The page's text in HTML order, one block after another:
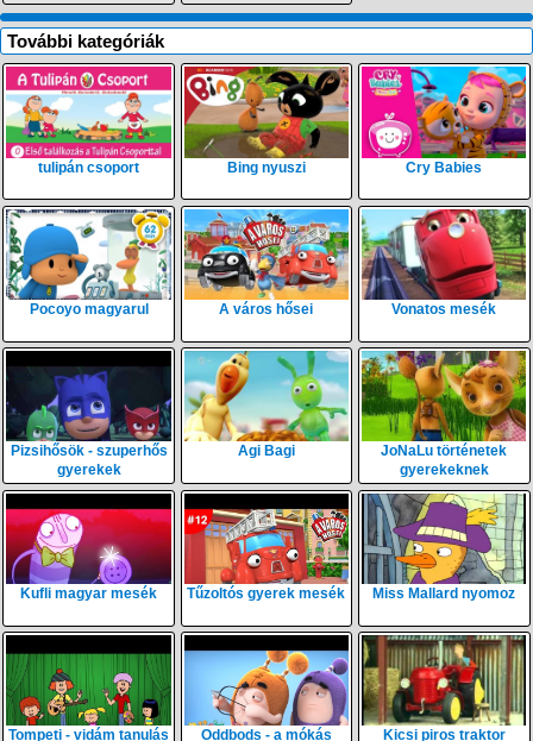
További kategóriák
tulipán csoport Bing nyuszi Cry Babies
Pocoyo magyarul A város hősei Vonatos mesék
Pizsihősök - szuperhős
gyerekek
Agi Bagi
JoNaLu történetek
gyerekeknek
Kufli magyar mesék Tűzoltós gyerek mesék Miss Mallard nyomoz
Tompeti - vidám tanulás Oddbods - a mókás Kicsi piros traktor